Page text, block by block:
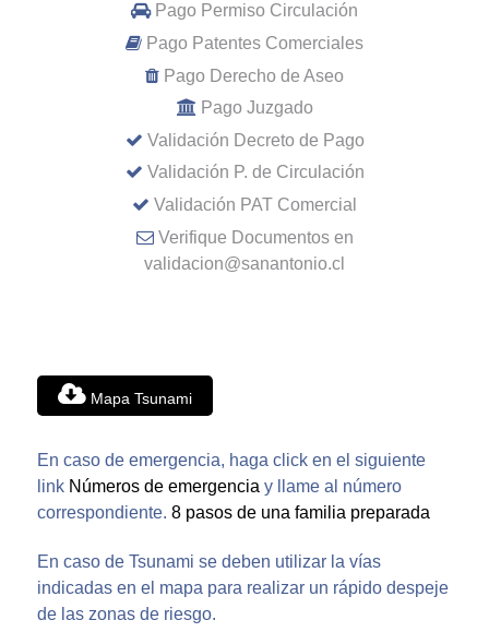
Pago Permiso Circulación
Pago Patentes Comerciales
Pago Derecho de Aseo
Pago Juzgado
Validación Decreto de Pago
Validación P. de Circulación
Validación PAT Comercial
Verifique Documentos en
validacion@sanantonio.cl
Mapa Tsunami
En caso de emergencia, haga click en el siguiente
link Números de emergencia y llame al número
correspondiente. 8 pasos de una familia preparada
En caso de Tsunami se deben utilizar la vías
indicadas en el mapa para realizar un rápido despeje
de las zonas de riesgo.